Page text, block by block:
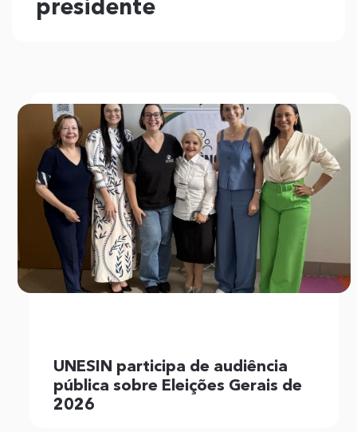
presidente
UNESIN participa de audiência
pública sobre Eleições Gerais de
2026